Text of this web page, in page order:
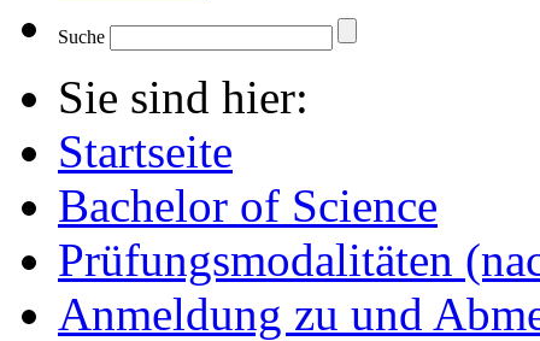
Suche
Sie sind hier:
Startseite
Bachelor of Science
Prüfungsmodalitäten
Anmeldung zu und